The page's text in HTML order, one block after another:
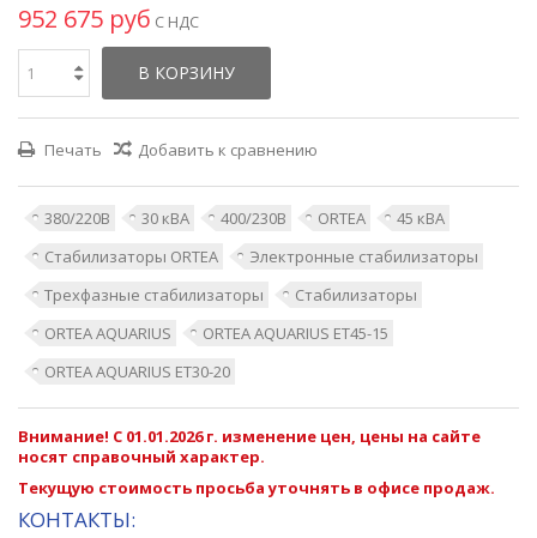
952 675 руб С НДС
В КОРЗИНУ
Печать Добавить к сравнению
380/220В 30 кВА 400/230В ORTEA
45 кВА
Стабилизаторы ORTEA
Электронные стабилизаторы
Трехфазные стабилизаторы
Стабилизаторы
ORTEA AQUARIUS
ORTEA AQUARIUS ET45-15
ORTEA AQUARIUS ET30-20
Внимание! С 01.01.2026 г. изменение цен, цены на сайте
носят справочный характер.
Текущую стоимость просьба уточнять в офисе продаж.
КОНТАКТЫ: